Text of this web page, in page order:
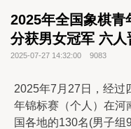
2025年全国象棋青
分获男女冠军 六人
2025-07-27 14:32:00 9083
2025年7月27日，经过
年锦标赛（个人）在河
国各地的130名(男子